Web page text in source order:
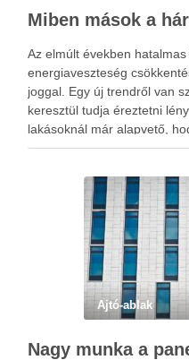
Miben mások a
Az elmúlt években
energiaveszteség
joggal. Egy új trendről van
keresztül tudja éreztetni
lakásoknál már alapvető,
potenciállal rendelkező
Ajtó-ablak
Nagy munka a